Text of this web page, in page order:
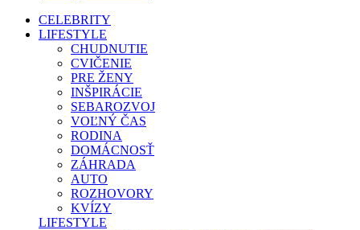
CELEBRITY
LIFESTYLE
CHUDNUTIE
CVIČENIE
PRE ŽENY
INŠPIRÁCIE
SEBAROZVOJ
VOĽNÝ ČAS
RODINA
DOMÁCNOSŤ
ZÁHRADA
AUTO
ROZHOVORY
KVÍZY
LIFESTYLE